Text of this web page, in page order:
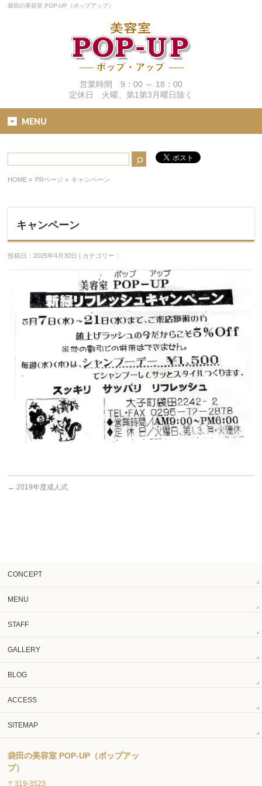
袋田の美容室 POP-UP（ポップアップ）
営業時間 9：00 ～ 18：00
定休日 火曜、第1第3月曜日除く
MENU
HOME » PRページ » キャンペーン
キャンペーン
投稿日：2025年4月30日 | カテゴリー：
← 2019年度成人式
CONCEPT
MENU
STAFF
GALLERY
BLOG
ACCESS
SITEMAP
袋田の美容室 POP-UP（ポップアッ
プ）
〒319-3523